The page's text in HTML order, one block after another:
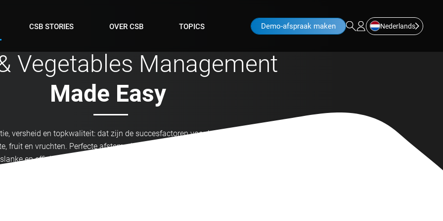
CSB STORIES OVER CSB TOPICS Demo-afspraak maken Nederlands
Vegetables Management
Made Easy
versheid en topkwaliteit: dat zijn de succesfactoren voor het succesvol verwerken en
fruit en vruchten. Perfecte afstemming van processen op meerdere niveaus, optimale
en efficiënte productie- en logistieke processen. Onze